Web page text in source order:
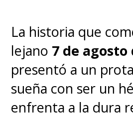
La historia que
lejano 7 de agosto
presentó a un
sueña con ser un
enfrenta a la dura